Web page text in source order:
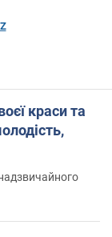
краси та